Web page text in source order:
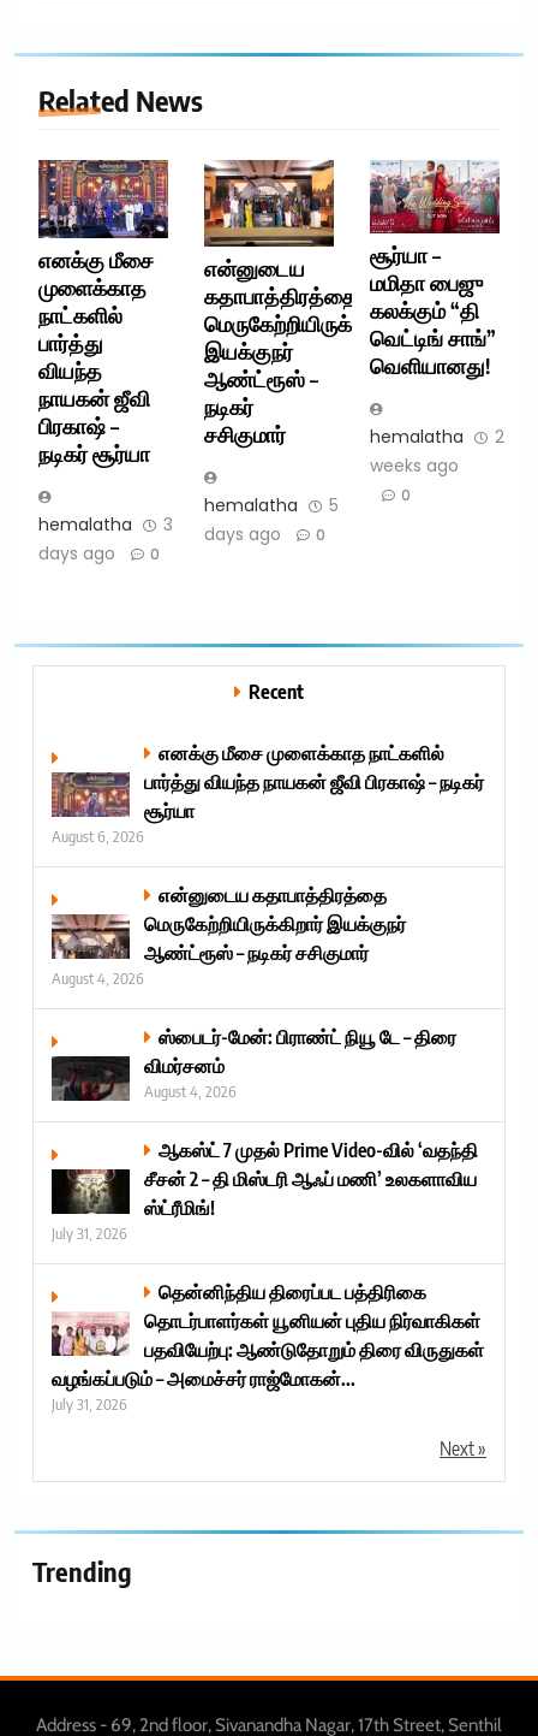
Related News
எனக்கு மீசை
முளைக்காத
நாட்களில்
பார்த்து
வியந்த
நாயகன் ஜீவி
பிரகாஷ் –
நடிகர் சூர்யா
hemalatha
3
days ago
0
என்னுடைய
கதாபாத்திரத்தை
மெருகேற்றியிருக்கிறார்
இயக்குநர்
ஆண்ட்ரூஸ் –
நடிகர்
சசிகுமார்
hemalatha
5
days ago
0
சூர்யா –
மமிதா பைஜு
கலக்கும் “தி
வெட்டிங் சாங்”
வெளியானது!
hemalatha
2
weeks ago
0
Recent
எனக்கு மீசை முளைக்காத நாட்களில்
பார்த்து வியந்த நாயகன் ஜீவி பிரகாஷ் – நடிகர்
சூர்யா
August 6, 2026
என்னுடைய கதாபாத்திரத்தை
மெருகேற்றியிருக்கிறார் இயக்குநர்
ஆண்ட்ரூஸ் – நடிகர் சசிகுமார்
August 4, 2026
ஸ்பைடர்-மேன்: பிராண்ட் நியூ டே – திரை
விமர்சனம்
August 4, 2026
ஆகஸ்ட் 7 முதல் Prime Video-வில் ‘வதந்தி
சீசன் 2 – தி மிஸ்டரி ஆஃப் மணி’ உலகளாவிய
ஸ்ட்ரீமிங்!
July 31, 2026
தென்னிந்திய திரைப்பட பத்திரிகை
தொடர்பாளர்கள் யூனியன் புதிய நிர்வாகிகள்
பதவியேற்பு: ஆண்டுதோறும் திரை விருதுகள்
வழங்கப்படும் – அமைச்சர் ராஜ்மோகன்...
July 31, 2026
Next »
Trending
Address - 69, 2nd floor, Sivanandha Nagar, 17th Street, Senthil